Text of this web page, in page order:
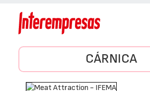
CÁRNICA